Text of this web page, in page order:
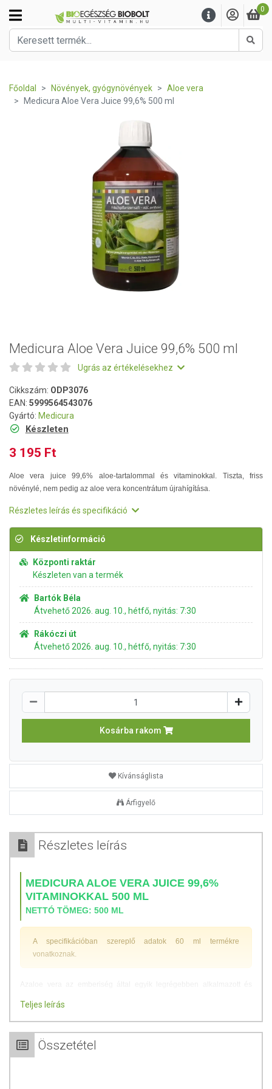
0
Főoldal Növények, gyógynövények
Aloe vera
Medicura Aloe Vera Juice 99,6% 500 ml
Medicura Aloe Vera Juice 99,6% 500 ml
Ugrás az értékelésekhez
Cikkszám: ODP3076
EAN: 5999564543076
Gyártó: Medicura
Készleten
3 195 Ft
Aloe vera juice 99,6% aloe-tartalommal és vitaminokkal. Tiszta, friss
növénylé, nem pedig az aloe vera koncentrátum újrahígítása.
Részletes leírás és specifikáció
Készletinformáció
Központi raktár
Készleten van a termék
Bartók Béla
Átvehető 2026. aug. 10., hétfő, nyitás: 7:30
Rákóczi út
Átvehető 2026. aug. 10., hétfő, nyitás: 7:30
Kosárba rakom
Kívánságlista
Árfigyelő
Részletes leírás
MEDICURA ALOE VERA JUICE 99,6%
VITAMINOKKAL 500 ML
NETTÓ TÖMEG: 500 ML
A specifikációban szereplő adatok 60 ml termékre
vonatkoznak.
Nefertiti és Kleopátra uralkodók aloe verával és mézzel őrizték meg
legendás szépségüket. Az aloe verát a „menny varázslatának” és az
„ifjúság táplálékforrásának” nevezték.
A Medicura terméke
Teljes leírás
Összetétel